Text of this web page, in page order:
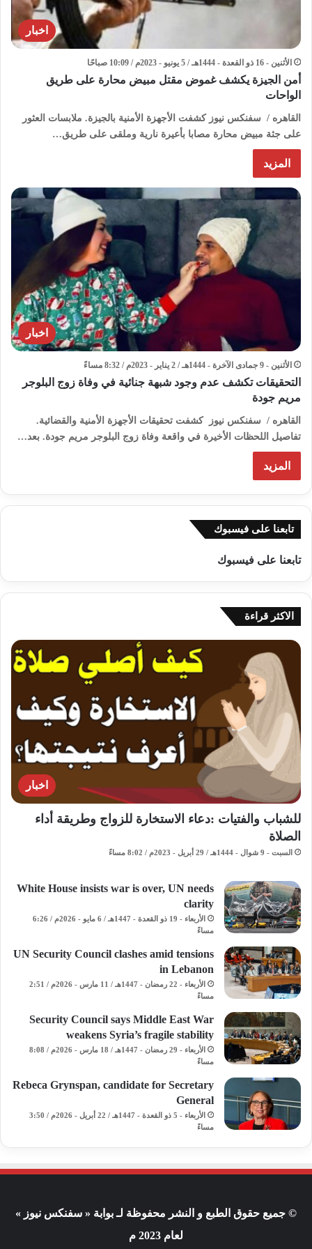
اخبار
الأثنين - 16 ذو القعدة - 1444هـ / 5 يونيو - 2023م / 10:09 صباحًا
أمن الجيزة يكشف غموض مقتل مبيض محارة على طريق
الواحات
القاهره / سفنكس نيوز كشفت الأجهزة الأمنية بالجيزة. ملابسات العثور
على جثة مبيض محارة مصابا بأعيرة نارية وملقى على طريق…
المزيد
اخبار
الأثنين - 9 جمادى الآخرة - 1444هـ / 2 يناير - 2023م / 8:32 مساءً
التحقيقات تكشف عدم وجود شبهة جنائية في وفاة زوج البلوجر
مريم جودة
القاهره / سفنكس نيوز كشفت تحقيقات الأجهزة الأمنية والقضائية.
تفاصيل اللحظات الأخيرة في واقعة وفاة زوج البلوجر مريم جودة. بعد…
المزيد
تابعنا على فيسبوك
تابعنا على فيسبوك
الاكثر قراءة
اخبار
للشباب والفتيات :دعاء الاستخارة للزواج وطريقة أداء
الصلاة
السبت - 9 شوال - 1444هـ / 29 أبريل - 2023م / 8:02 مساءً
White House insists war is over, UN needs
clarity
الأربعاء - 19 ذو القعدة - 1447هـ / 6 مايو - 2026م / 6:26
مساءً
UN Security Council clashes amid tensions
in Lebanon
الأربعاء - 22 رمضان - 1447هـ / 11 مارس - 2026م / 2:51
مساءً
Security Council says Middle East War
weakens Syria’s fragile stability
الأربعاء - 29 رمضان - 1447هـ / 18 مارس - 2026م / 8:08
مساءً
Rebeca Grynspan, candidate for Secretary
General
الأربعاء - 5 ذو القعدة - 1447هـ / 22 أبريل - 2026م / 3:50
مساءً
© جميع حقوق الطبع و النشر محفوظة لـ بوابة « سفنكس نيوز »
لعام 2023 م